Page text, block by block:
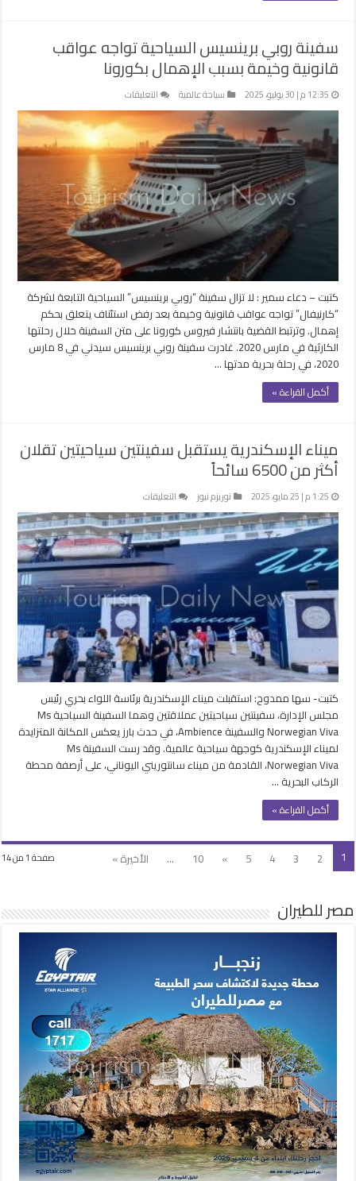
سفينة روبي برينسيس السياحية تواجه عواقب
قانونية وخيمة بسبب الإهمال بكورونا
12:35 م | 30 يوليو، 2025 سياحة عالمية التعليقات
سفينة
روبي
برينسيس
السياحية
عواقب
قانونية
وخيمة
بسبب
الإهمال
بكورونا
مغلقة
كتبت – دعاء سمير : لا تزال سفينة “روبي برينسيس” السياحية التابعة لشركة
“كارنيفال” تواجه عواقب قانونية وخيمة بعد رفض استئناف يتعلق بحكم
إهمال. وترتبط القضية بانتشار فيروس كورونا على متن السفينة خلال رحلتها
الكارثية في مارس 2020. غادرت سفينة روبي برينسيس سيدني في 8 مارس
2020، في رحلة بحرية مدتها …
أكمل القراءة »
ميناء الإسكندرية يستقبل سفينتين سياحيتين تقلان
أكثر من 6500 سائحاً
1:25 م | 25 مايو، 2025 توريزم نيوز التعليقات
ميناء
الإسكندرية
يستقبل
سفينتين
سياحيتين
تقلان
أكثر
من
6500
سائحاً
مغلقة
كتبت- سها ممدوح: استقبلت ميناء الإسكندرية برئاسة اللواء بحري رئيس
مجلس الإدارة، سفينتين سياحيتين عملاقتين وهما السفينة السياحية Ms
Norwegian Viva والسفينة Ambience، في حدث بارز يعكس المكانة المتزايدة
لميناء الإسكندرية كوجهة سياحية عالمية. وقد رست السفينة Ms
Norwegian Viva، القادمة من ميناء سانتوريني اليوناني، على أرصفة محطة
الركاب البحرية …
أكمل القراءة »
صفحة 1 من 14 1
2
3
4
5
»
10
... الأخيرة »
مصر للطيران